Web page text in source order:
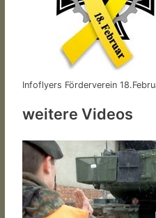
Infoflyers Förderverein
weitere Videos